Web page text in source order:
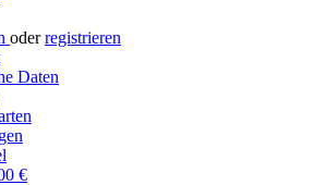
oderregistrieren
Daten
€